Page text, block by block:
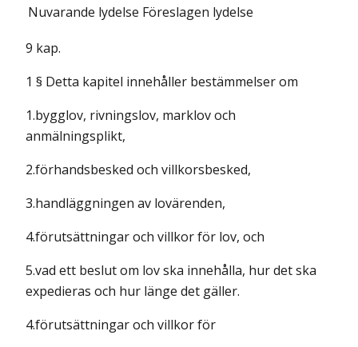
Nuvarande lydelse Föreslagen lydelse
9 kap.
1 § Detta kapitel innehåller bestämmelser om
1.bygglov, rivningslov, marklov och
anmälningsplikt,
2.förhandsbesked och villkorsbesked,
3.handläggningen av lovärenden,
4.förutsättningar och villkor för lov, och
5.vad ett beslut om lov ska innehålla, hur det ska
expedieras och hur länge det gäller.
4.förutsättningar och villkor för